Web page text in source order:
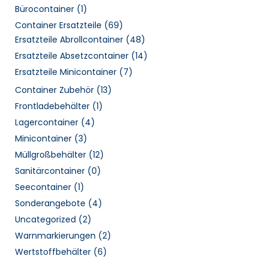
Bürocontainer (1)
Container Ersatzteile (69)
Ersatzteile Abrollcontainer (48)
Ersatzteile Absetzcontainer (14)
Ersatzteile Minicontainer (7)
Container Zubehör (13)
Frontladebehälter (1)
Lagercontainer (4)
Minicontainer (3)
Müllgroßbehälter (12)
Sanitärcontainer (0)
Seecontainer (1)
Sonderangebote (4)
Uncategorized (2)
Warnmarkierungen (2)
Wertstoffbehälter (6)